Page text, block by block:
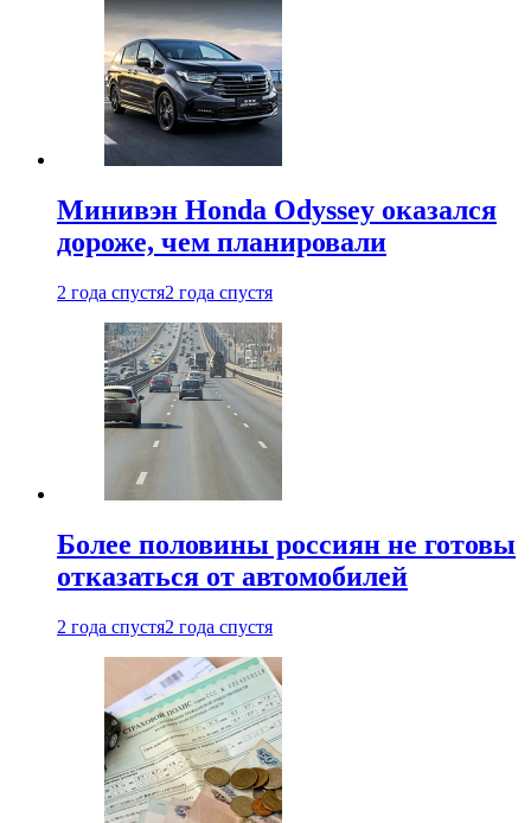
Минивэн Honda Odyssey оказался
дороже, чем планировали
2 года спустя2 года спустя
Более половины россиян не готовы
отказаться от автомобилей
2 года спустя2 года спустя